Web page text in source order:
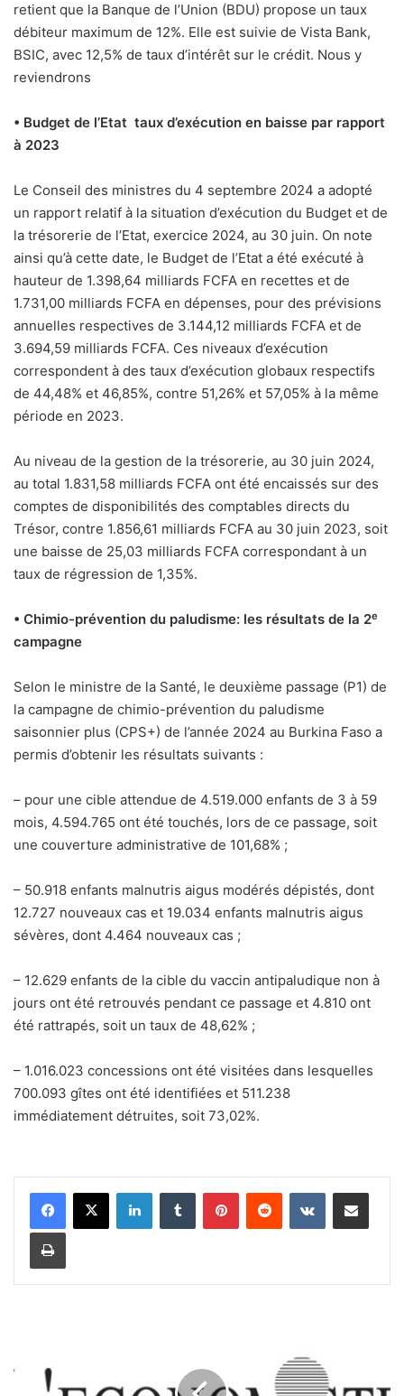
retient que la Banque de l’Union (BDU) propose un taux
débiteur maximum de 12%. Elle est suivie de Vista Bank,
BSIC, avec 12,5% de taux d’intérêt sur le crédit. Nous y
reviendrons
• Budget de l’Etat taux d’exécution en baisse par rapport
à 2023
Le Conseil des ministres du 4 septembre 2024 a adopté
un rapport relatif à la situation d’exécution du Budget et de
la trésorerie de l’Etat, exercice 2024, au 30 juin. On note
ainsi qu’à cette date, le Budget de l’Etat a été exécuté à
hauteur de 1.398,64 milliards FCFA en recettes et de
1.731,00 milliards FCFA en dépenses, pour des prévisions
annuelles respectives de 3.144,12 milliards FCFA et de
3.694,59 milliards FCFA. Ces niveaux d’exécution
correspondent à des taux d’exécution globaux respectifs
de 44,48% et 46,85%, contre 51,26% et 57,05% à la même
période en 2023.
Au niveau de la gestion de la trésorerie, au 30 juin 2024,
au total 1.831,58 milliards FCFA ont été encaissés sur des
comptes de disponibilités des comptables directs du
Trésor, contre 1.856,61 milliards FCFA au 30 juin 2023, soit
une baisse de 25,03 milliards FCFA correspondant à un
taux de régression de 1,35%.
• Chimio-prévention du paludisme: les résultats de la 2e
campagne
Selon le ministre de la Santé, le deuxième passage (P1) de
la campagne de chimio-prévention du paludisme
saisonnier plus (CPS+) de l’année 2024 au Burkina Faso a
permis d’obtenir les résultats suivants :
– pour une cible attendue de 4.519.000 enfants de 3 à 59
mois, 4.594.765 ont été touchés, lors de ce passage, soit
une couverture administrative de 101,68% ;
– 50.918 enfants malnutris aigus modérés dépistés, dont
12.727 nouveaux cas et 19.034 enfants malnutris aigus
sévères, dont 4.464 nouveaux cas ;
– 12.629 enfants de la cible du vaccin antipaludique non à
jours ont été retrouvés pendant ce passage et 4.810 ont
été rattrapés, soit un taux de 48,62% ;
– 1.016.023 concessions ont été visitées dans lesquelles
700.093 gîtes ont été identifiées et 511.238
immédiatement détruites, soit 73,02%.